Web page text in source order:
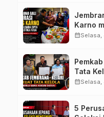
Karno
Mustika
calendar_monthSelasa,
Tata
Hukum
calendar_monthSelasa,
5